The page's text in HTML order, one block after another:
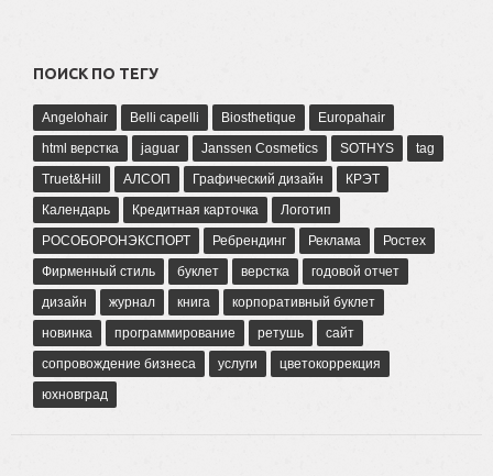
ПОИСК ПО ТЕГУ
Angelohair Belli capelli Biosthetique
Europahair
html верстка
jaguar Janssen Cosmetics SOTHYS
tag
Truet&Hill
АЛСОП Графический дизайн
КРЭТ
Календарь
Кредитная карточка
Логотип
РОСОБОРОНЭКСПОРТ
Ребрендинг Реклама
Ростех
Фирменный стиль
буклет верстка
годовой отчет
дизайн
журнал книга
корпоративный буклет
новинка
программирование ретушь
сайт
сопровождение бизнеса
услуги
цветокоррекция
юхновград